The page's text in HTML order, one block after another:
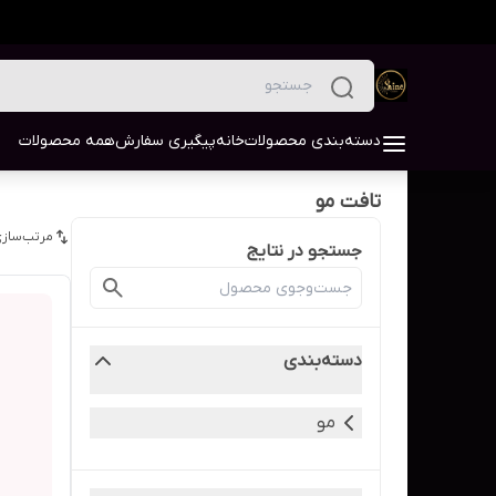
دسته‌بندی محصولاتخانهپیگیری سفارشهمه محصولات
تافت مو
جستجو در نتایج
دسته‌بندی
مو